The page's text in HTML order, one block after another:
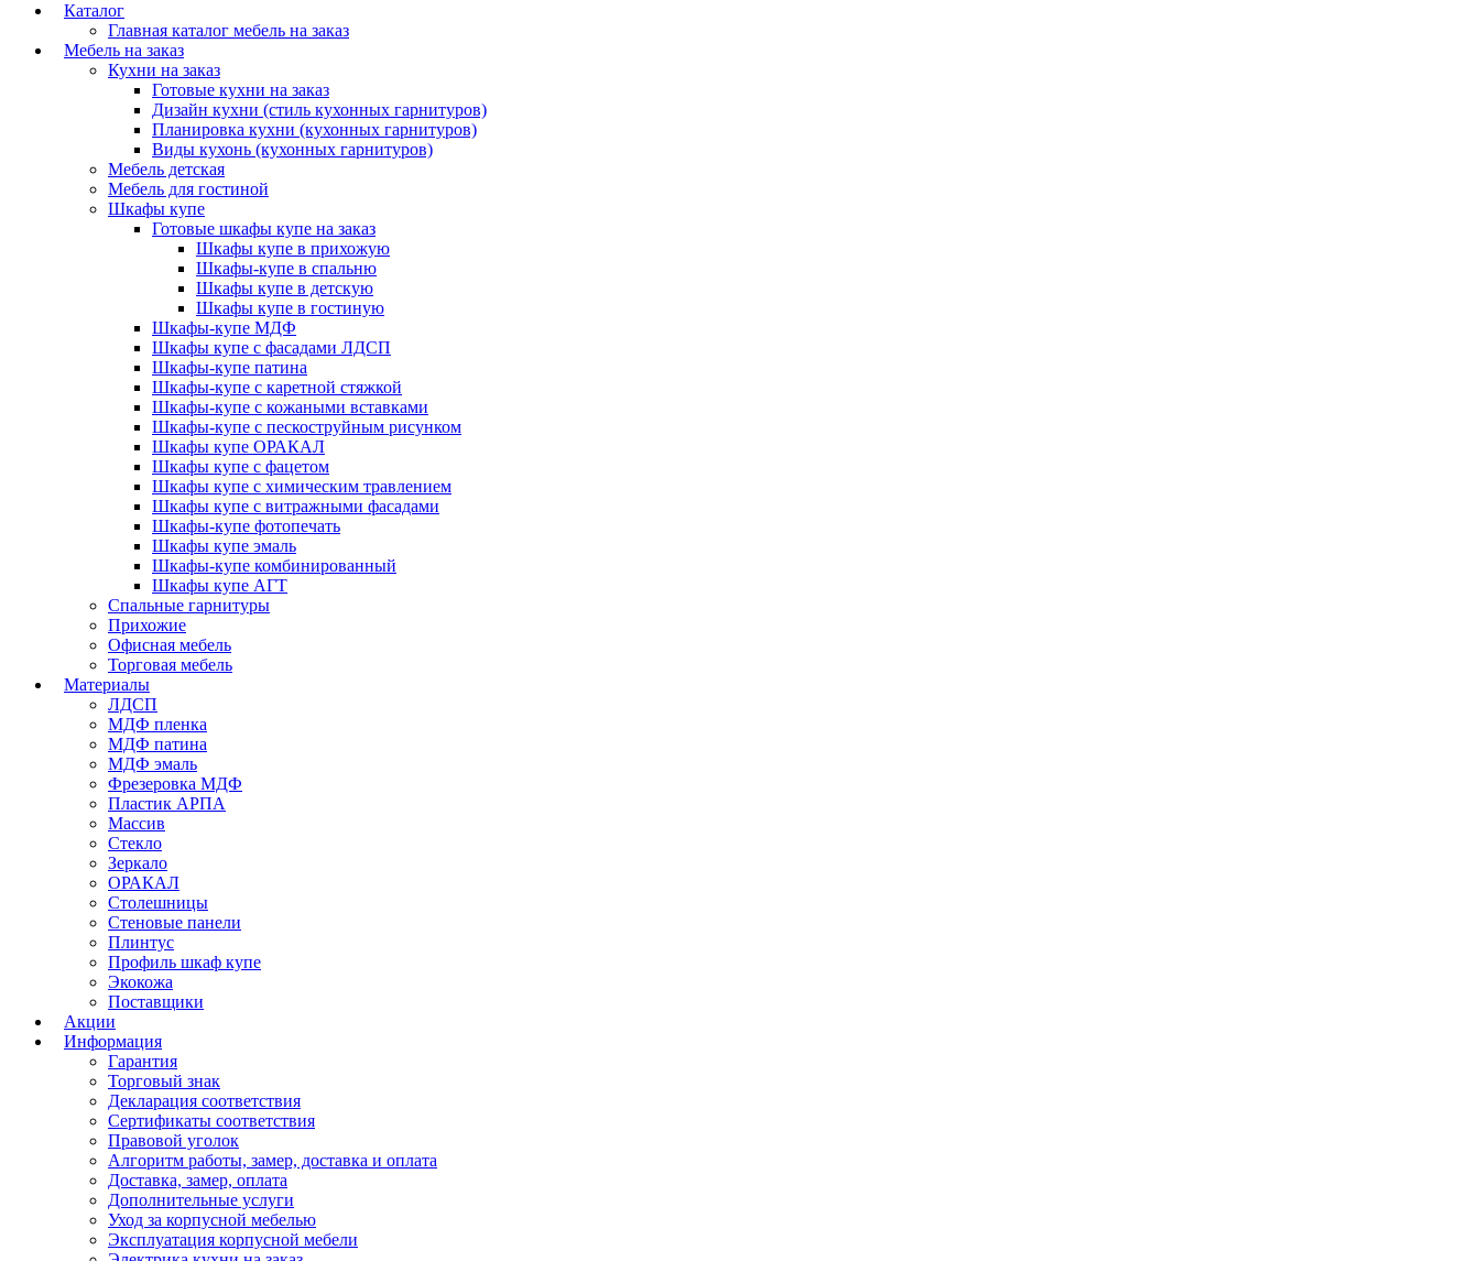
Каталог
Главная каталог мебель на заказ
Мебель на заказ
Кухни на заказ
Готовые кухни на заказ
Дизайн кухни (стиль кухонных гарнитуров)
Планировка кухни (кухонных гарнитуров)
Виды кухонь (кухонных гарнитуров)
Мебель детская
Мебель для гостиной
Шкафы купе
Готовые шкафы купе на заказ
Шкафы купе в прихожую
Шкафы-купе в спальню
Шкафы купе в детскую
Шкафы купе в гостиную
Шкафы-купе МДФ
Шкафы купе с фасадами ЛДСП
Шкафы-купе патина
Шкафы-купе с каретной стяжкой
Шкафы-купе с кожаными вставками
Шкафы-купе с пескоструйным рисунком
Шкафы купе ОРАКАЛ
Шкафы купе с фацетом
Шкафы купе с химическим травлением
Шкафы купе с витражными фасадами
Шкафы-купе фотопечать
Шкафы купе эмаль
Шкафы-купе комбинированный
Шкафы купе АГТ
Спальные гарнитуры
Прихожие
Офисная мебель
Торговая мебель
Материалы
ЛДСП
МДФ пленка
МДФ патина
МДФ эмаль
Фрезеровка МДФ
Пластик АРПА
Массив
Стекло
Зеркало
ОРАКАЛ
Столешницы
Стеновые панели
Плинтус
Профиль шкаф купе
Экокожа
Поставщики
Акции
Информация
Гарантия
Торговый знак
Декларация соответствия
Сертификаты соответствия
Правовой уголок
Алгоритм работы, замер, доставка и оплата
Доставка, замер, оплата
Дополнительные услуги
Уход за корпусной мебелью
Эксплуатация корпусной мебели